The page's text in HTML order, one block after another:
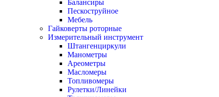
Балансиры
Пескоструйное
Мебель
Гайковерты роторные
Измерительный инструмент
Штангенциркули
Манометры
Ареометры
Масломеры
Топливомеры
Рулетки/Линейки